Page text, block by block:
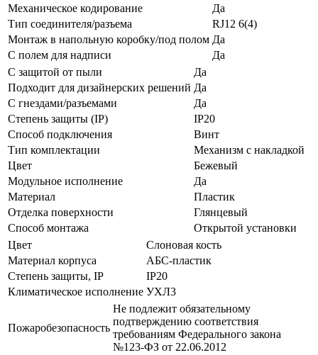
Механическое кодирование
Да
Тип соединителя/разъема
RJ12 6(4)
Монтаж в напольную коробку/под полом Да
С полем для надписи
Да
С защитой от пыли
Да
Подходит для дизайнерских решений Да
С гнездами/разъемами
Да
Степень защиты (IP)
IP20
Способ подключения
Винт
Тип комплектации
Механизм с накладкой
Цвет
Бежевый
Модульное исполнение
Да
Материал
Пластик
Отделка поверхности
Глянцевый
Способ монтажа
Открытой установки
Цвет
Слоновая кость
Материал корпуса
АБС-пластик
Степень защиты, IP
IP20
Климатическое исполнение УХЛ3
Пожаробезопасность
Не подлежит обязательному
подтверждению соответствия
требованиям Федерального закона
№123-ФЗ от 22.06.2012